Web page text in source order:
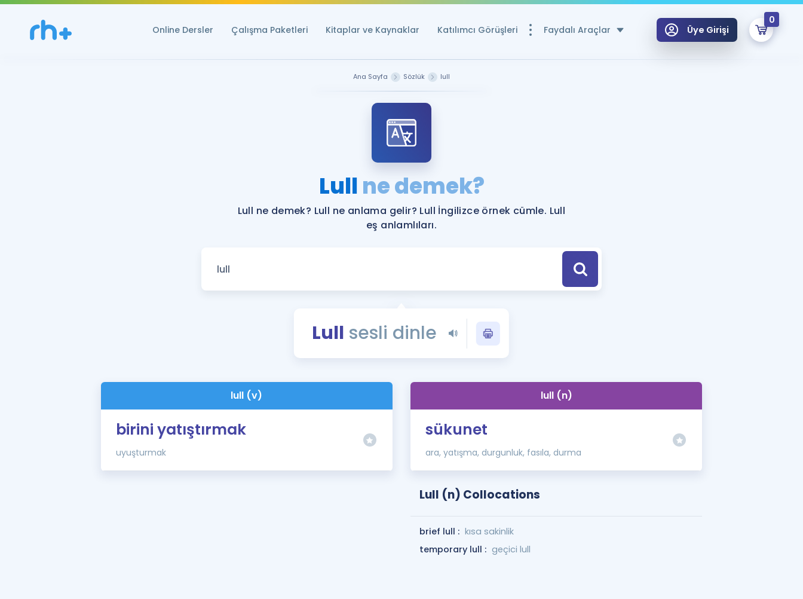
Online Dersler Çalışma Paketleri Kitaplar ve Kaynaklar Katılımcı Görüşleri Faydalı Araçlar
YDS ve YÖKDİL Puan Hesaplama Aracı
YDS ve YÖKDİL'e Hazırlananlar için Öneriler
Tüm ÖSYM Sınavları Tek Takvimde
Blog
YDS - YÖKDİL Tüm Sınavlarla İlgili Haberler
İngilizce Gramer
Üye Girişi
0
Ana Sayfa Sözlük lull
Lullne demek?
Lull ne demek? Lull ne anlama gelir? Lull İngilizce örnek cümle. Lull
eş anlamlıları.
Lull sesli dinle
lull (v)
birini yatıştırmak
uyuşturmak
lull (n)
sükunet
ara, yatışma, durgunluk, fasıla, durma
Lull (n) Collocations
brief lull : kısa sakinlik
temporary lull : geçici lull